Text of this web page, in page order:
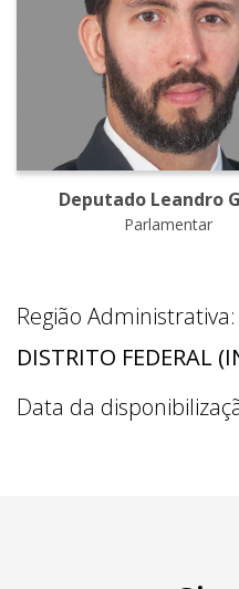
Deputado Leandro
Parlamentar
Região Administrativa:
DISTRITO FEDERAL
Data da